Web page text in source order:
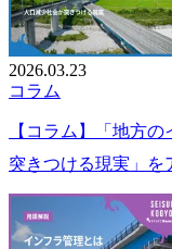
2026.03.23
コラム
【コラム】「地方
突きつける現実」を